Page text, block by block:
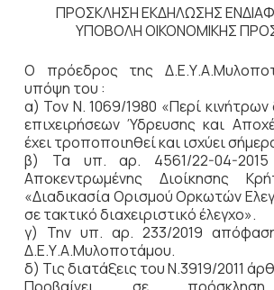
ΠΡΟΣΚΛΗΣΗ ΕΚΔΗΛΩΣΗΣ
ΥΠΟΒΟΛΗ ΟΙΚΟΝΟΜΙΚΗΣ
Ο πρόεδρος της
υπόψη του :
α) Τον Ν. 1069/1980 «Περί κινήτρων
επιχειρήσεων Ύδρευσης και
έχει τροποποιηθεί και ισχύει
β) Τα υπ. αρ. 4561/22-04-2015
Αποκεντρωμένης Διοίκησης
«Διαδικασία Ορισμού Ορκωτών
σε τακτικό διαχειριστικό έλεγχο».
γ) Την υπ. αρ. 233/2019
Δ.Ε.Υ.Α.Μυλοποτάμου.
δ) Τις διατάξεις του Ν.3919/2011